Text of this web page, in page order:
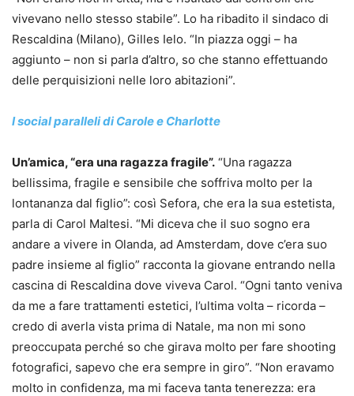
vivevano nello stesso stabile”. Lo ha ribadito il sindaco di
Rescaldina (Milano), Gilles Ielo. “In piazza oggi – ha
aggiunto – non si parla d’altro, so che stanno effettuando
delle perquisizioni nelle loro abitazioni”.
I social paralleli di Carole e Charlotte
Un’amica, “era una ragazza fragile”. “Una ragazza
bellissima, fragile e sensibile che soffriva molto per la
lontananza dal figlio”: così Sefora, che era la sua estetista,
parla di Carol Maltesi. “Mi diceva che il suo sogno era
andare a vivere in Olanda, ad Amsterdam, dove c’era suo
padre insieme al figlio” racconta la giovane entrando nella
cascina di Rescaldina dove viveva Carol. “Ogni tanto veniva
da me a fare trattamenti estetici, l’ultima volta – ricorda –
credo di averla vista prima di Natale, ma non mi sono
preoccupata perché so che girava molto per fare shooting
fotografici, sapevo che era sempre in giro”. “Non eravamo
molto in confidenza, ma mi faceva tanta tenerezza: era